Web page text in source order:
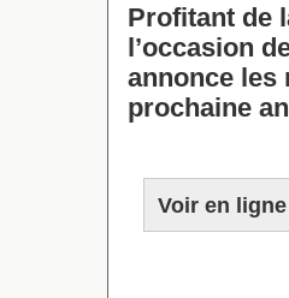
Profitant de
l’occasion
annonce les
prochaine
Voir en